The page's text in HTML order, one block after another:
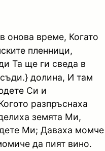
онова време, Когато
пленници,
Та ще ги сведа в
долина, И там
Си и
разпръснаха
земята Ми,
Ми; Даваха момче
да пият вино.